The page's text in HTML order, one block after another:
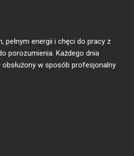
pełnym energii i chęci do pracy z
porozumienia. Każdego dnia
w sposób profesjonalny